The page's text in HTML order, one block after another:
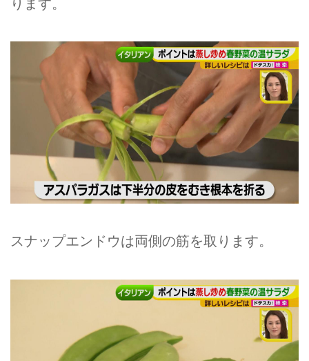
ります。
スナップエンドウは両側の筋を取ります。